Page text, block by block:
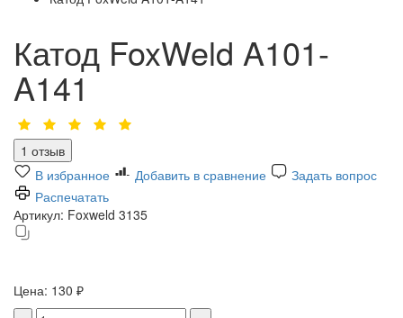
Катод FoxWeld A101-
A141
1 отзыв
В избранное
Добавить в сравнение
Задать вопрос
Распечатать
Артикул: Foxweld 3135
Цена: 130 ₽